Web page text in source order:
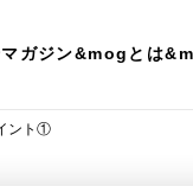
マガジン&mogとは
ント①